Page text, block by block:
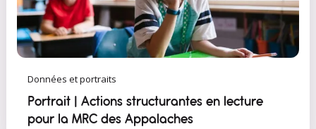
Données et portraits
Portrait | Actions structurantes en lecture
pour la MRC des Appalaches